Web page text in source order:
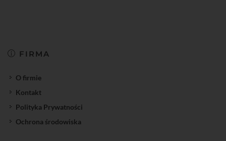
FIRMA
O firmie
Kontakt
Polityka Prywatności
Ochrona środowiska